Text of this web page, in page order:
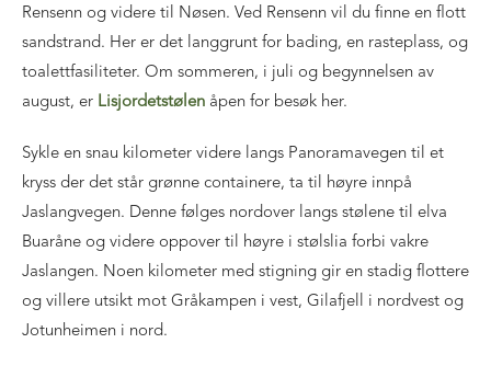
Rensenn og videre til Nøsen. Ved Rensenn vil du finne en flott
sandstrand. Her er det langgrunt for bading, en rasteplass, og
toalettfasiliteter. Om sommeren, i juli og begynnelsen av
august, er Lisjordetstølen åpen for besøk her.
Sykle en snau kilometer videre langs Panoramavegen til et
kryss der det står grønne containere, ta til høyre innpå
Jaslangvegen. Denne følges nordover langs stølene til elva
Buaråne og videre oppover til høyre i stølslia forbi vakre
Jaslangen. Noen kilometer med stigning gir en stadig flottere
og villere utsikt mot Gråkampen i vest, Gilafjell i nordvest og
Jotunheimen i nord.